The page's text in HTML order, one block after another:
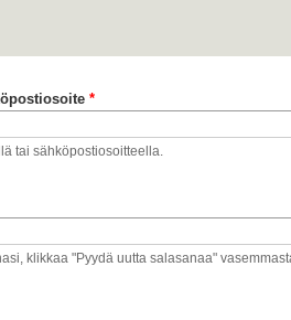
*
tai sähköpostiosoitteella.
klikkaa "Pyydä uutta salasanaa"